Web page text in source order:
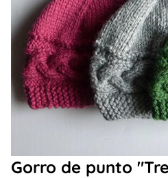
Gorro de punto